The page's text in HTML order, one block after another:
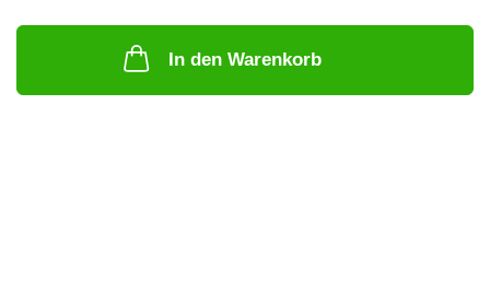
In den Warenkorb